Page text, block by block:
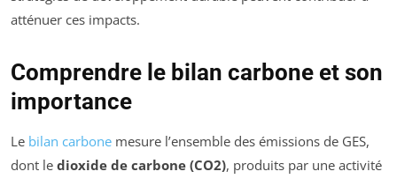
atténuer ces impacts.
Comprendre le bilan carbone et son
importance
Le bilan carbone mesure l’ensemble des émissions de GES,
dont le dioxide de carbone (CO2), produits par une activité